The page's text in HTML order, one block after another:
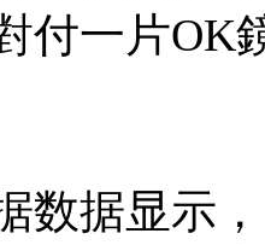
付一片OK
数据显示